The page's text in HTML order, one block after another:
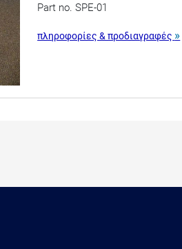
Part no. SPE-01
πληροφορίες & προδιαγραφές »